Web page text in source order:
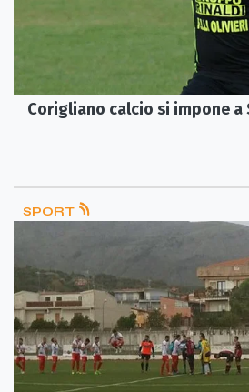
Corigliano calcio si impone a
SPORT